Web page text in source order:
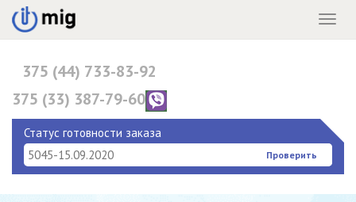
Menu
375 (44) 733-83-92
375 (33) 387-79-60
375 (17) 396-10-82
Статус готовности заказа
Проверить